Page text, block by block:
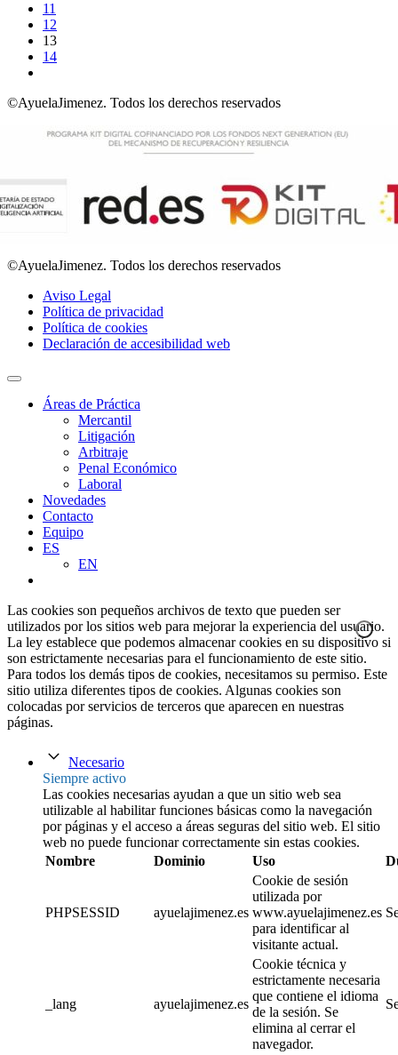
11
12
13
14
©AyuelaJimenez. Todos los derechos reservados
©AyuelaJimenez. Todos los derechos reservados
Aviso Legal
Política de privacidad
Política de cookies
Declaración de accesibilidad web
Áreas de Práctica
Mercantil
Litigación
Arbitraje
Penal Económico
Laboral
Novedades
Contacto
Equipo
ES
EN
Las cookies son pequeños archivos de texto que pueden ser
utilizados por los sitios web para mejorar la experiencia del usuario.
La ley establece que podemos almacenar cookies en su dispositivo si
son estrictamente necesarias para el funcionamiento de este sitio.
Para todos los demás tipos de cookies, necesitamos su permiso. Este
sitio utiliza diferentes tipos de cookies. Algunas cookies son
colocadas por servicios de terceros que aparecen en nuestras
páginas.
Necesario
Siempre activo
Las cookies necesarias ayudan a que un sitio web sea
utilizable al habilitar funciones básicas como la navegación
por páginas y el acceso a áreas seguras del sitio web. El sitio
web no puede funcionar correctamente sin estas cookies.
Nombre
Dominio Uso
PHPSESSID ayuelajimenez.es
Cookie de sesión
utilizada por
www.ayuelajimenez.es
para identificar al
visitante actual.
_lang ayuelajimenez.es
Cookie técnica y
estrictamente necesaria
que contiene el idioma
de la sesión. Se
elimina al cerrar el
navegador.